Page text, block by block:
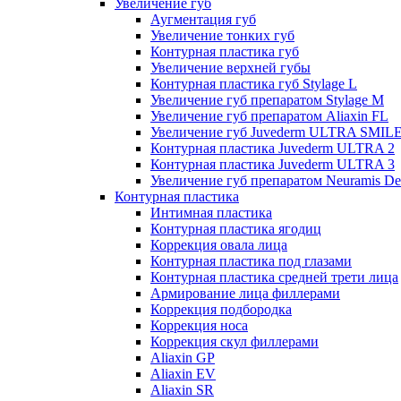
Увеличение губ
Аугментация губ
Увеличение тонких губ
Контурная пластика губ
Увеличение верхней губы
Контурная пластика губ Stylage L
Увеличение губ препаратом Stylage M
Увеличение губ препаратом Aliaxin FL
Увеличение губ Juvederm ULTRA
Контурная пластика Juvederm ULTRA 2
Контурная пластика Juvederm ULTRA 3
Увеличение губ препаратом Neuramis
Контурная пластика
Интимная пластика
Контурная пластика ягодиц
Коррекция овала лица
Контурная пластика под глазами
Контурная пластика средней трети лица
Армирование лица филлерами
Коррекция подбородка
Коррекция носа
Коррекция скул филлерами
Aliaxin GP
Aliaxin EV
Aliaxin SR